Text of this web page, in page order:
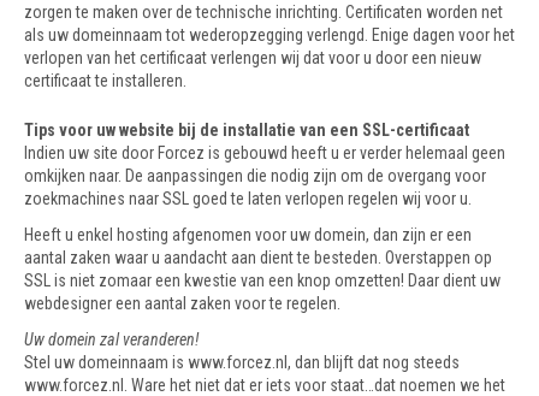
zorgen te maken over de technische inrichting. Certificaten worden net
als uw domeinnaam tot wederopzegging verlengd. Enige dagen voor het
verlopen van het certificaat verlengen wij dat voor u door een nieuw
certificaat te installeren.
Tips voor uw website bij de installatie van een SSL-certificaat
Indien uw site door Forcez is gebouwd heeft u er verder helemaal geen
omkijken naar. De aanpassingen die nodig zijn om de overgang voor
zoekmachines naar SSL goed te laten verlopen regelen wij voor u.
Heeft u enkel hosting afgenomen voor uw domein, dan zijn er een
aantal zaken waar u aandacht aan dient te besteden. Overstappen op
SSL is niet zomaar een kwestie van een knop omzetten! Daar dient uw
webdesigner een aantal zaken voor te regelen.
Uw domein zal veranderen!
Stel uw domeinnaam is www.forcez.nl, dan blijft dat nog steeds
www.forcez.nl. Ware het niet dat er iets voor staat…dat noemen we het